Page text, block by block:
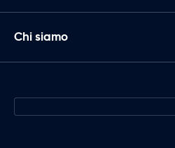
Chi siamo